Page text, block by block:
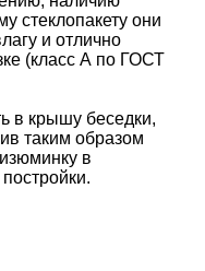
стеклопакету они
и отлично
(класс А по ГОСТ
в крышу беседки,
таким образом
в